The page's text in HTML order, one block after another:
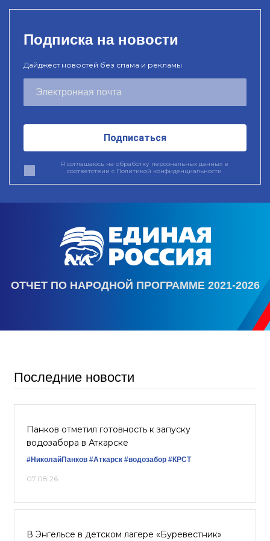
Подписка на новости
Дайджест новостей без спама и рекламы
Подписаться
Я соглашаюсь на обработку персональных данных в
соответствии с Политикой конфиденциальности
ОТЧЕТ ПО НАРОДНОЙ ПРОГРАММЕ 2021-2026
Последние новости
Панков отметил готовность к запуску
водозабора в Аткарске
#НиколайПанков #Аткарск #водозабор #КРСТ
07.08.26
В Энгельсе в детском лагере «Буревестник»